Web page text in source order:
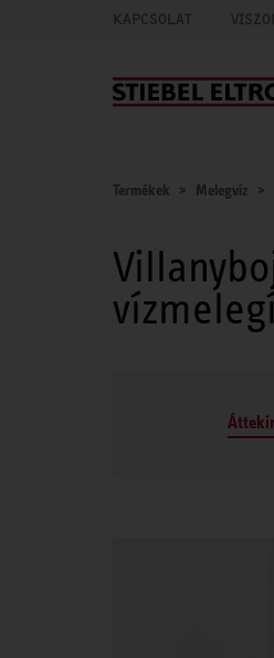
KAPCSOLAT
Termékek Melegvíz